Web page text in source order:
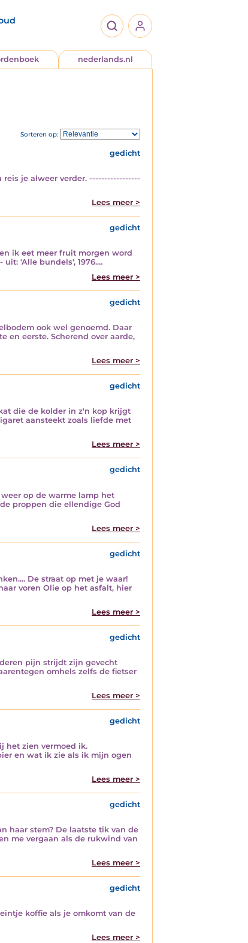
nederlands.nl
Sorteren op:
gedicht
je alweer verder. -----------------
Lees meer >
gedicht
ik eet meer fruit morgen word
'Alle bundels', 1976.…
Lees meer >
gedicht
ook wel genoemd. Daar
en eerste. Scherend over aarde,
Lees meer >
gedicht
die de kolder in z'n kop krijgt
aansteekt zoals liefde met
Lees meer >
gedicht
op de warme lamp het
proppen die ellendige God
Lees meer >
gedicht
De straat op met je waar!
voren Olie op het asfalt, hier
Lees meer >
gedicht
pijn strijdt zijn gevecht
omhels zelfs de fietser
Lees meer >
gedicht
het zien vermoed ik.
en wat ik zie als ik mijn ogen
Lees meer >
gedicht
haar stem? De laatste tik van de
me vergaan als de rukwind van
Lees meer >
gedicht
koffie als je omkomt van de
Lees meer >